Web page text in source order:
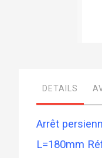
gallery
DETAILS
Arrêt
L=180mm